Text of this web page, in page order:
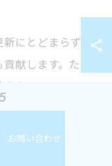
にとどまらず、
献します。たと
上リフォームと
快適になり、環
お問い合わせ